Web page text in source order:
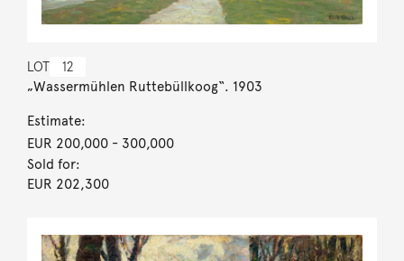
LOT 12
„Wassermühlen Ruttebüllkoog“. 1903
Estimate:
EUR 200,000- 300,000
Sold for:
EUR 202,300